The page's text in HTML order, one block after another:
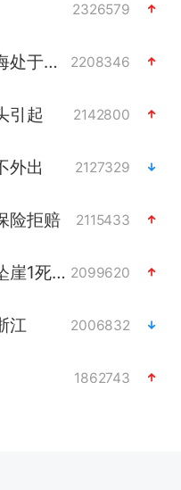
2326579
台风白海豚闭眼浙江上海处于危险半圆 2208346
引起 2142800
外出 2127329
险拒赔 2115433
中国父女泰国骑摩托车坠崖1死1伤 2099620
江 2006832
1862743